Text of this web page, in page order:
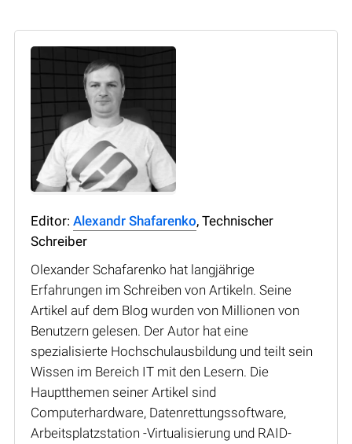
Editor: Alexandr Shafarenko, Technischer
Schreiber
Olexander Schafarenko hat langjährige
Erfahrungen im Schreiben von Artikeln. Seine
Artikel auf dem Blog wurden von Millionen von
Benutzern gelesen. Der Autor hat eine
spezialisierte Hochschulausbildung und teilt sein
Wissen im Bereich IT mit den Lesern. Die
Hauptthemen seiner Artikel sind
Computerhardware, Datenrettungssoftware,
Arbeitsplatzstation -Virtualisierung und RAID-